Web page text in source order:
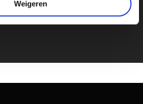
Weigeren
SUZUKI RHINO CLUB